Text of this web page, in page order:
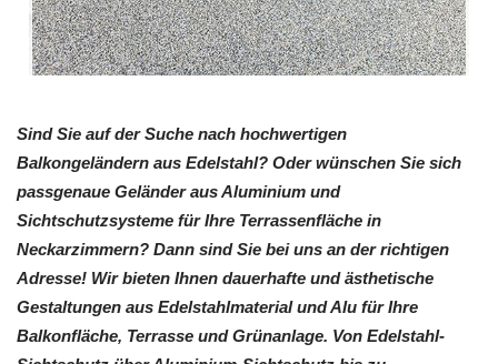
Sind Sie auf der Suche nach hochwertigen
Balkongeländern aus Edelstahl? Oder wünschen Sie sich
passgenaue Geländer aus Aluminium und
Sichtschutzsysteme für Ihre Terrassenfläche in
Neckarzimmern? Dann sind Sie bei uns an der richtigen
Adresse! Wir bieten Ihnen dauerhafte und ästhetische
Gestaltungen aus Edelstahlmaterial und Alu für Ihre
Balkonfläche, Terrasse und Grünanlage. Von Edelstahl-